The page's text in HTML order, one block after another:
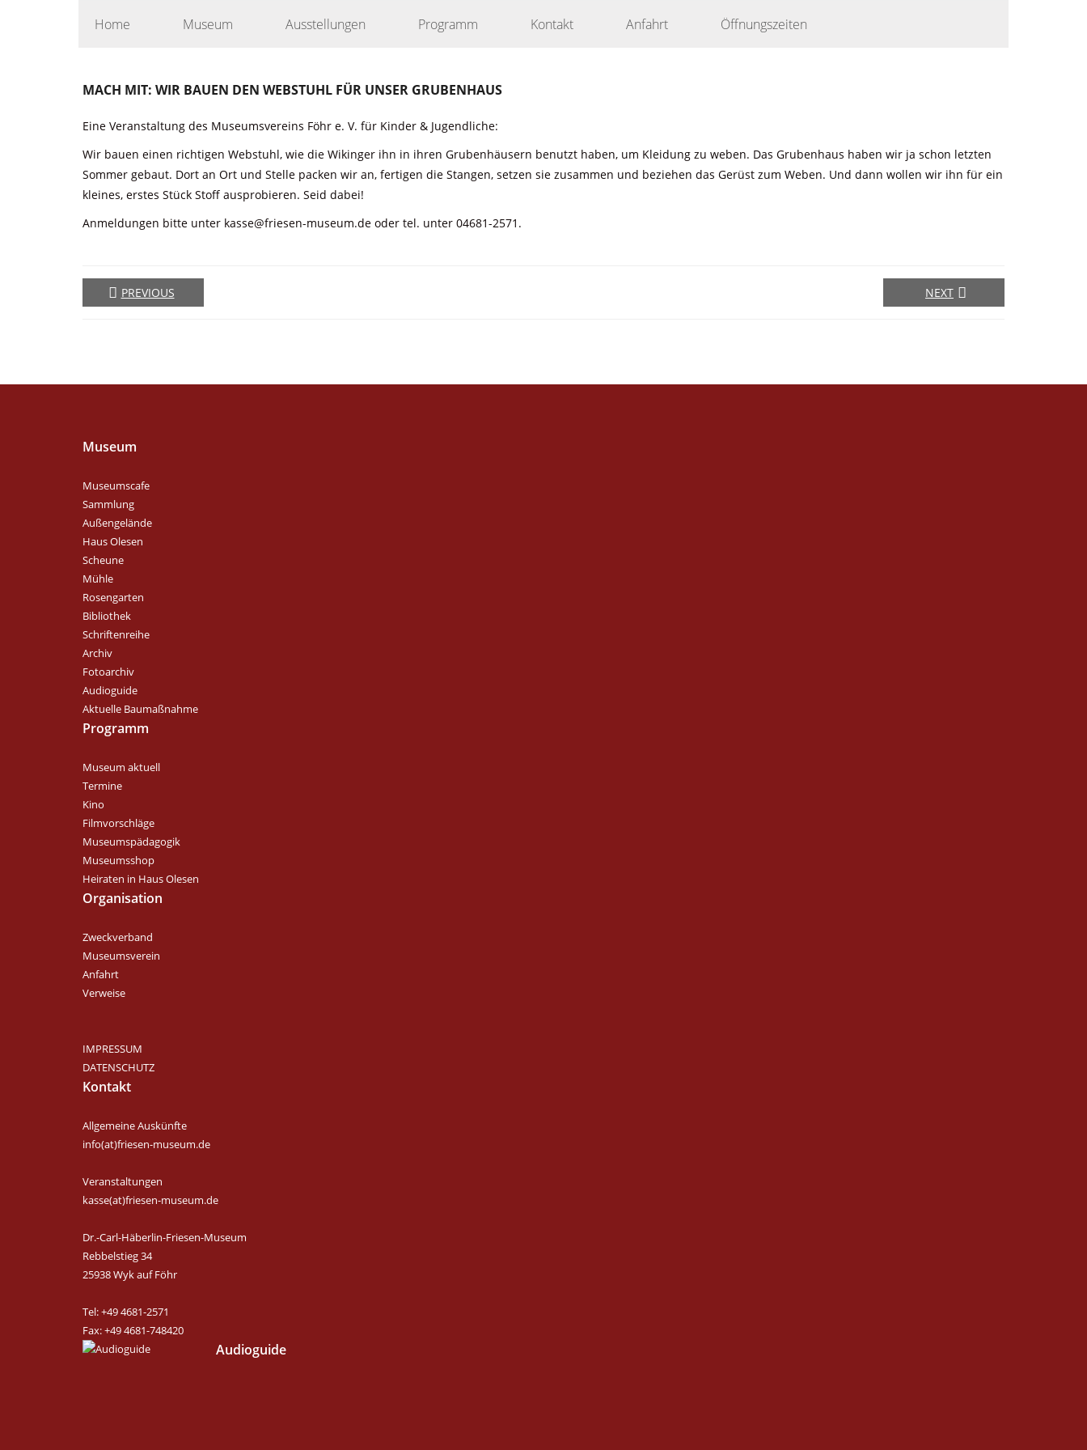
Home Museum Ausstellungen Programm Kontakt Anfahrt Öffnungszeiten
MACH MIT: WIR BAUEN DEN WEBSTUHL FÜR UNSER GRUBENHAUS
Eine Veranstaltung des Museumsvereins Föhr e. V. für Kinder & Jugendliche:
Wir bauen einen richtigen Webstuhl, wie die Wikinger ihn in ihren Grubenhäusern benutzt haben, um Kleidung zu weben. Das Grubenhaus haben wir ja schon letzten
Sommer gebaut. Dort an Ort und Stelle packen wir an, fertigen die Stangen, setzen sie zusammen und beziehen das Gerüst zum Weben. Und dann wollen wir ihn für ein
kleines, erstes Stück Stoff ausprobieren. Seid dabei!
Anmeldungen bitte unter kasse@friesen-museum.de oder tel. unter 04681-2571.
PREVIOUS NEXT
Museum
Museumscafe
Sammlung
Außengelände
Haus Olesen
Scheune
Mühle
Rosengarten
Bibliothek
Schriftenreihe
Archiv
Fotoarchiv
Audioguide
Aktuelle Baumaßnahme
Programm
Museum aktuell
Termine
Kino
Filmvorschläge
Museumspädagogik
Museumsshop
Heiraten in Haus Olesen
Organisation
Zweckverband
Museumsverein
Anfahrt
Verweise
IMPRESSUM
DATENSCHUTZ
Kontakt
Allgemeine Auskünfte
info(at)friesen-museum.de
Veranstaltungen
kasse(at)friesen-museum.de
Dr.-Carl-Häberlin-Friesen-Museum
Rebbelstieg 34
25938 Wyk auf Föhr
Tel: +49 4681-2571
Fax: +49 4681-748420
Audioguide